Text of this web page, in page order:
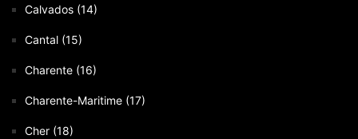
Calvados (14)
Cantal (15)
Charente (16)
Charente-Maritime (17)
Cher (18)